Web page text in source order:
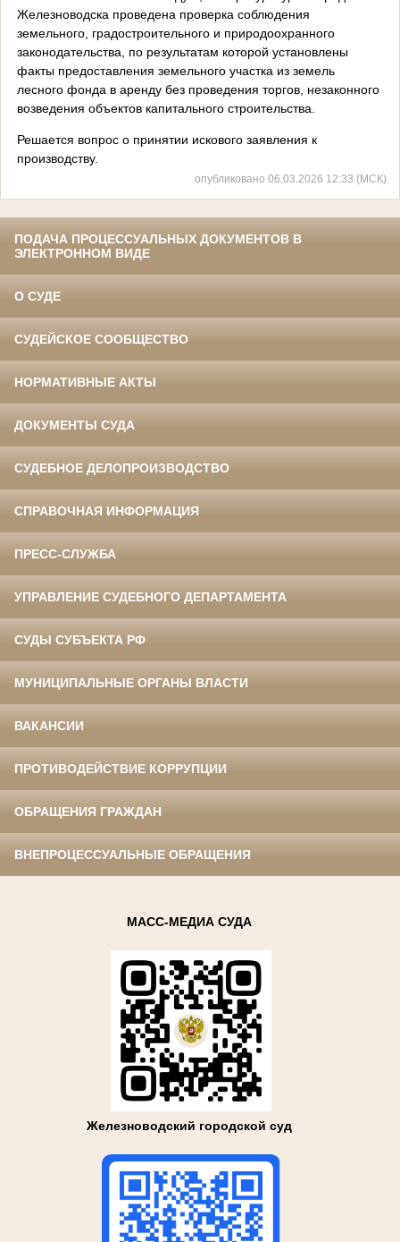
Железноводска проведена проверка соблюдения
земельного, градостроительного и природоохранного
законодательства, по результатам которой установлены
факты предоставления земельного участка из земель
лесного фонда в аренду без проведения торгов, незаконного
возведения объектов капитального строительства.
Решается вопрос о принятии искового заявления к
производству.
опубликовано 06.03.2026 12:33 (МСК)
ПОДАЧА ПРОЦЕССУАЛЬНЫХ ДОКУМЕНТОВ В
ЭЛЕКТРОННОМ ВИДЕ
О СУДЕ
СУДЕЙСКОЕ СООБЩЕСТВО
НОРМАТИВНЫЕ АКТЫ
ДОКУМЕНТЫ СУДА
СУДЕБНОЕ ДЕЛОПРОИЗВОДСТВО
СПРАВОЧНАЯ ИНФОРМАЦИЯ
ПРЕСС-СЛУЖБА
УПРАВЛЕНИЕ СУДЕБНОГО ДЕПАРТАМЕНТА
СУДЫ СУБЪЕКТА РФ
МУНИЦИПАЛЬНЫЕ ОРГАНЫ ВЛАСТИ
ВАКАНСИИ
ПРОТИВОДЕЙСТВИЕ КОРРУПЦИИ
ОБРАЩЕНИЯ ГРАЖДАН
ВНЕПРОЦЕССУАЛЬНЫЕ ОБРАЩЕНИЯ
МАСС-МЕДИА СУДА
Железноводский городской суд